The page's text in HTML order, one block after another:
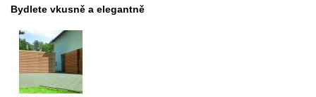
Bydlete vkusně a elegantně